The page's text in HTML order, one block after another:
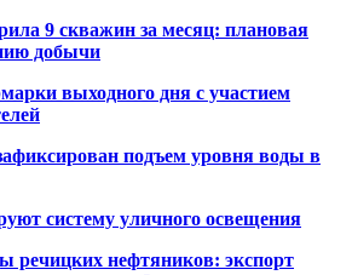
9 скважин за месяц: плановая
добычи
выходного дня с участием
подъем уровня воды в
систему уличного освещения
речицких нефтяников: экспорт